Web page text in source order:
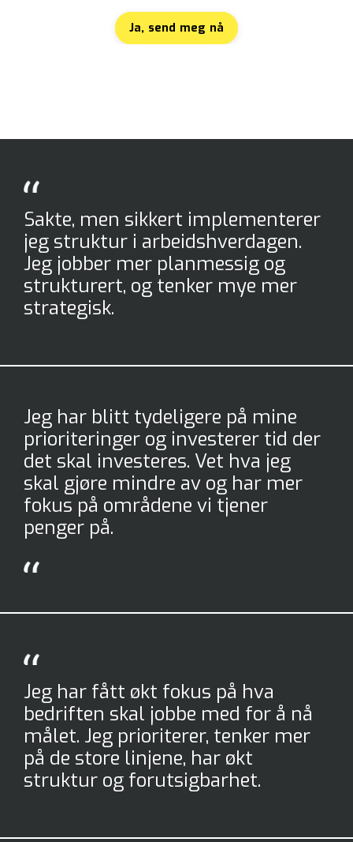
Ja, send meg nå
Sakte, men sikkert implementerer
jeg struktur i arbeidshverdagen.
Jeg jobber mer planmessig og
strukturert, og tenker mye mer
strategisk.
Jeg har blitt tydeligere på mine
prioriteringer og investerer tid der
det skal investeres. Vet hva jeg
skal gjøre mindre av og har mer
fokus på områdene vi tjener
penger på.
Jeg har fått økt fokus på hva
bedriften skal jobbe med for å nå
målet. Jeg prioriterer, tenker mer
på de store linjene, har økt
struktur og forutsigbarhet.